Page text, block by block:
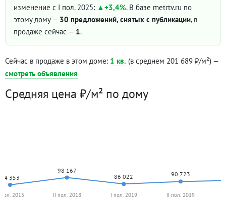
изменение с I пол. 2025:
+3,4%. В базе metrtv.ru по
этому дому — 30 предложений, снятых с публикации, в
продаже сейчас — 1.
Сейчас в продаже в этом доме: 1 кв. (в среднем 201 689 ₽/м²) —
смотреть объявления
Средняя цена ₽/м² по дому
84 353
98 167
86 022
90 723
2015 II пол. 2018 I пол. 2019 II пол. 2019